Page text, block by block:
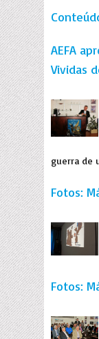
AEFA
Vividas
guerra de
Fotos:
Fotos: